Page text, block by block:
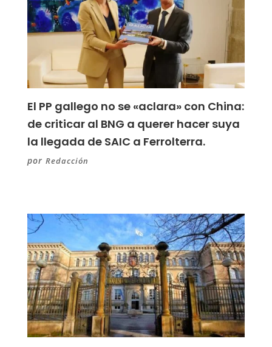
El PP gallego no se «aclara» con China:
de criticar al BNG a querer hacer suya
la llegada de SAIC a Ferrolterra.
por Redacción